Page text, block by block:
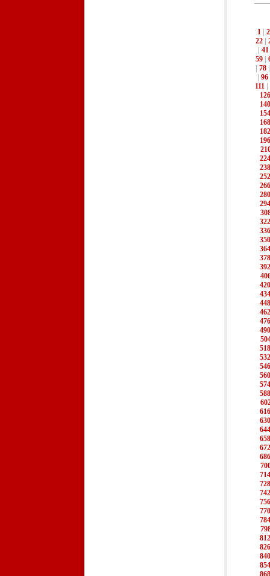
1
2
22|
41
59|
78
96
111|
126
140
154
168
182
196
224
238
252
266
280
294
322
336
350
364
378
392
420
434
448
462
476
490
518
532
546
560
574
588
616
630
644
658
672
686
714
728
742
756
770
784
812
826
840
854
868